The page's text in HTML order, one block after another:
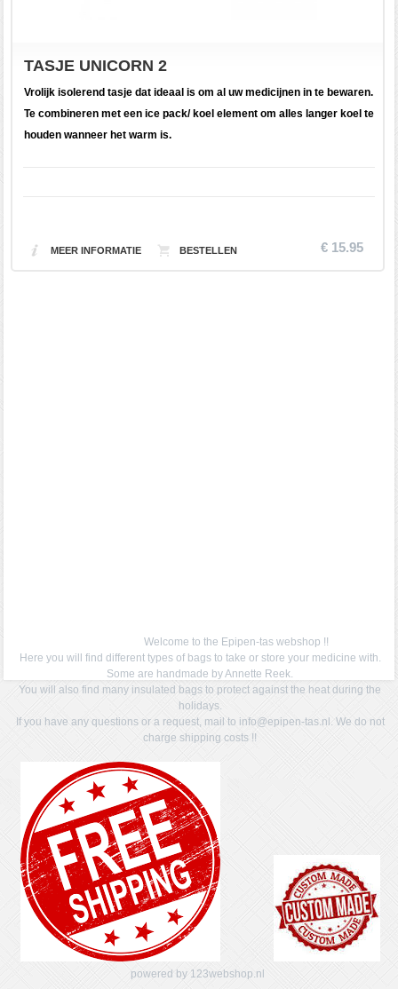
TASJE UNICORN 2
€ 15.95
Vrolijk isolerend tasje dat ideaal is om al uw medicijnen in te bewaren.
Te combineren met een ice pack/ koel element om alles langer koel te
houden wanneer het warm is.
MEER INFORMATIE
Welcome to the Epipen-tas webshop !!
Here you will find different types of bags to take or store your medicine with.
Some are handmade by Annette Reek.
You will also find many insulated bags to protect against the heat during the
holidays.
If you have any questions or a request, mail to info@epipen-tas.nl. We do not
charge shipping costs !!
powered by 123webshop.nl